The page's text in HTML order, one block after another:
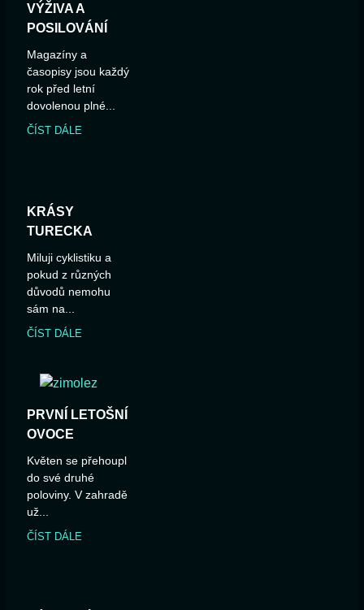
VÝŽIVA A
POSILOVÁNÍ
Magazíny a
časopisy jsou každý
rok před letní
dovolenou plné...
ČÍST DÁLE
KRÁSY
TURECKA
Miluji cyklistiku a
pokud z různých
důvodů nemohu
sám na...
ČÍST DÁLE
PRVNÍ LETOŠNÍ
OVOCE
Květen se přehoupl
do své druhé
poloviny. V zahradě
už...
ČÍST DÁLE